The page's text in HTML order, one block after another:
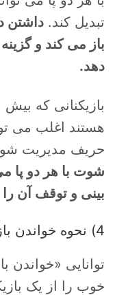
تبدیل کند.داشتن
باز می کند و
دهد.
بازیکنانی که
هستند اغلب می
حریف مدیریت
شوت با هر دو پا
بینی و توقف آن
4) نحوه خواندن بازی را بیاموزید
توانایی «خواندن
خوب را از یک